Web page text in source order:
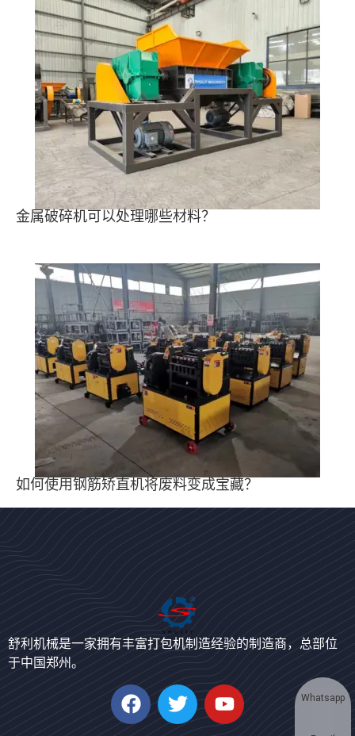
金属破碎机可以处理哪些材料？
如何使用钢筋矫直机将废料变成宝藏？
舒利机械是一家拥有丰富打包机制造经验的制造商，总部位
于中国郑州。
Swahili
German
Japanese
Whatsapp